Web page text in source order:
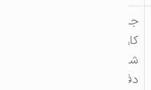
جاده کشت و صنعت
کارون شهرک صنعتی
دفتر شهرک صنعتی